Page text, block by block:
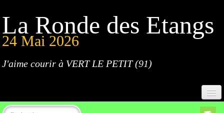
La Ronde des Etangs
24 Mai 2026
J'aime courir à VERT LE PETIT (91)